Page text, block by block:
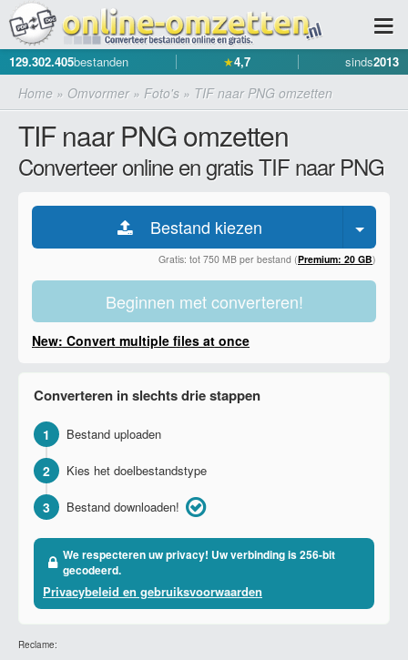
129.302.405bestanden ★4,7 sinds2013
Home » Omvormer» Foto's » TIF naar PNG omzetten
TIF naar PNG omzetten
Converteer online en gratis TIF naar PNG
Bestand kiezen
Gratis: tot 750 MB per bestand (Premium: 20 GB)
Beginnen met converteren!
New: Convert multiple files at once
Converteren in slechts drie stappen
1 Bestand uploaden
2 Kies het doelbestandstype
3 Bestand downloaden!
We respecteren uw privacy! Uw verbinding is 256-bit
gecodeerd.
Privacybeleid en gebruiksvoorwaarden
Reclame: